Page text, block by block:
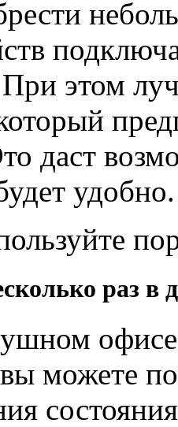
этом
даст
удобно.
раз в
можете